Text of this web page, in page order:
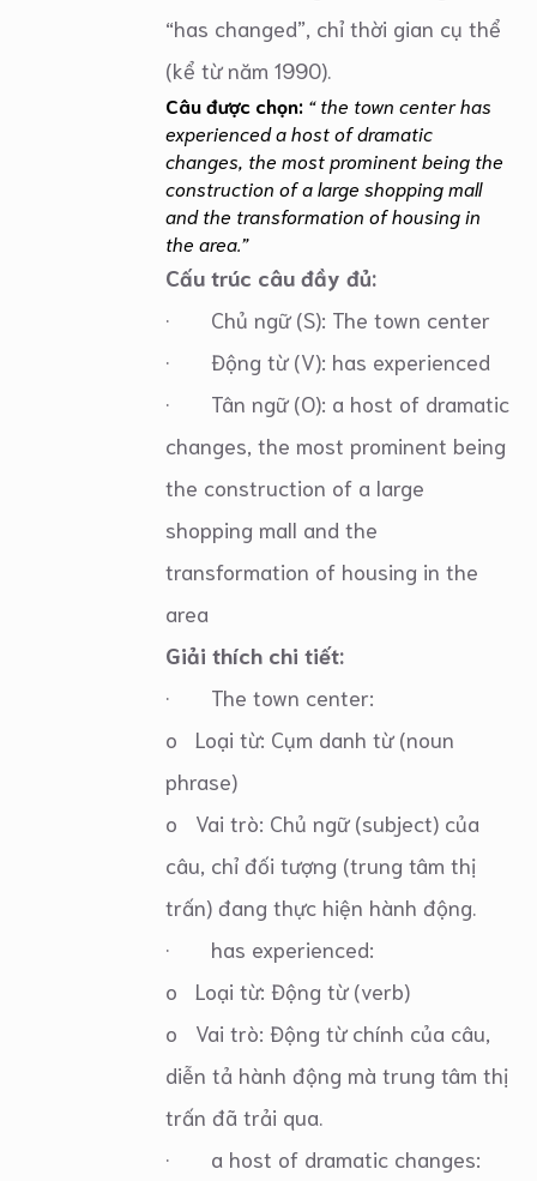
“has changed”, chỉ thời gian cụ thể
(kể từ năm 1990).
Câu được chọn: “ the town center has
experienced a host of dramatic
changes, the most prominent being the
construction of a large shopping mall
and the transformation of housing in
the area.”
Cấu trúc câu đầy đủ:
· Chủ ngữ (S): The town center
· Động từ (V): has experienced
· Tân ngữ (O): a host of dramatic
changes, the most prominent being
the construction of a large
shopping mall and the
transformation of housing in the
area
Giải thích chi tiết:
· The town center:
o Loại từ: Cụm danh từ (noun
phrase)
o Vai trò: Chủ ngữ (subject) của
câu, chỉ đối tượng (trung tâm thị
trấn) đang thực hiện hành động.
· has experienced:
o Loại từ: Động từ (verb)
o Vai trò: Động từ chính của câu,
diễn tả hành động mà trung tâm thị
trấn đã trải qua.
· a host of dramatic changes: